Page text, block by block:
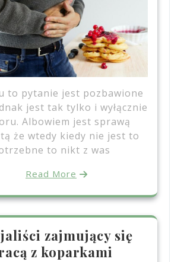
to pytanie jest pozbawione
jest tak tylko i wyłącznie
Albowiem jest sprawą
że wtedy kiedy nie jest to
to nikt z was
Read More
zajmujący się
z koparkami